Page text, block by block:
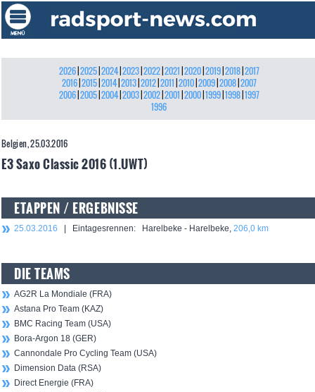
2026| 2025| 2024| 2023| 2022| 2021 2020| 2019| 2018| 2017
2016| 2015| 2014| 2013| 2012| 2011 2010| 2009| 2008| 2007
2006| 2005| 2004| 2003| 2002| 2001 2000| 1999| 1998| 1997
1996
Belgien, 25.03.2016
E3 Saxo Classic 2016 (1.UWT)
ETAPPEN / ERGEBNISSE
25.03.2016 | Eintagesrennen: Harelbeke - Harelbeke, 206,0 km
DIE TEAMS
AG2R La Mondiale (FRA)
Astana Pro Team (KAZ)
BMC Racing Team (USA)
Bora-Argon 18 (GER)
Cannondale Pro Cycling Team (USA)
Dimension Data (RSA)
Direct Energie (FRA)